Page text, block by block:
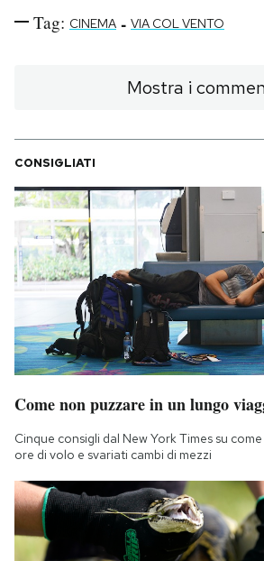
Tag: CINEMA - VIA COL VENTO
Mostra i
CONSIGLIATI
Come non puzzare in un lungo
Cinque consigli dal New York Times su
ore di volo e svariati cambi di mezzi